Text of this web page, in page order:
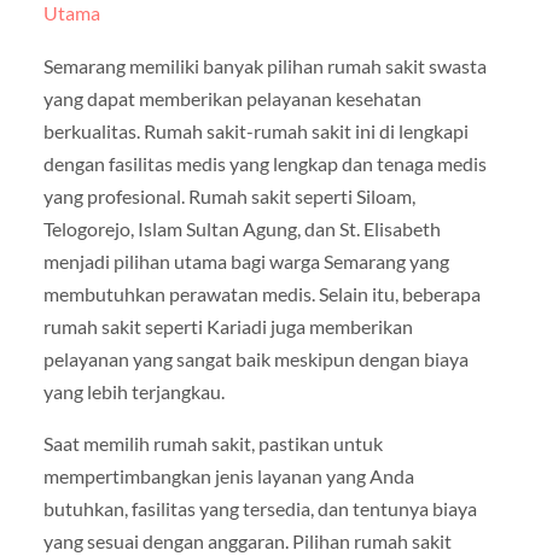
Utama
Semarang memiliki banyak pilihan rumah sakit swasta
yang dapat memberikan pelayanan kesehatan
berkualitas. Rumah sakit-rumah sakit ini di lengkapi
dengan fasilitas medis yang lengkap dan tenaga medis
yang profesional. Rumah sakit seperti Siloam,
Telogorejo, Islam Sultan Agung, dan St. Elisabeth
menjadi pilihan utama bagi warga Semarang yang
membutuhkan perawatan medis. Selain itu, beberapa
rumah sakit seperti Kariadi juga memberikan
pelayanan yang sangat baik meskipun dengan biaya
yang lebih terjangkau.
Saat memilih rumah sakit, pastikan untuk
mempertimbangkan jenis layanan yang Anda
butuhkan, fasilitas yang tersedia, dan tentunya biaya
yang sesuai dengan anggaran. Pilihan rumah sakit